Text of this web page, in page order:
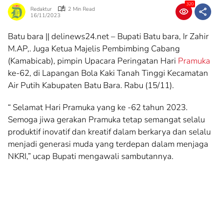
Redaktur
2 Min Read
16/11/2023
320
Batu bara || delinews24.net – Bupati Batu bara, Ir Zahir
M.AP,. Juga Ketua Majelis Pembimbing Cabang
(Kamabicab), pimpin Upacara Peringatan Hari Pramuka
ke-62, di Lapangan Bola Kaki Tanah Tinggi Kecamatan
Air Putih Kabupaten Batu Bara. Rabu (15/11).
“ Selamat Hari Pramuka yang ke -62 tahun 2023.
Semoga jiwa gerakan Pramuka tetap semangat selalu
produktif inovatif dan kreatif dalam berkarya dan selalu
menjadi generasi muda yang terdepan dalam menjaga
NKRI,” ucap Bupati mengawali sambutannya.